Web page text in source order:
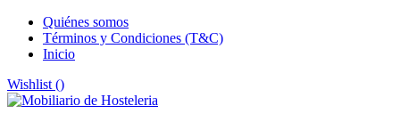
Quiénes somos
Términos y Condiciones (T&C)
Inicio
Wishlist ()